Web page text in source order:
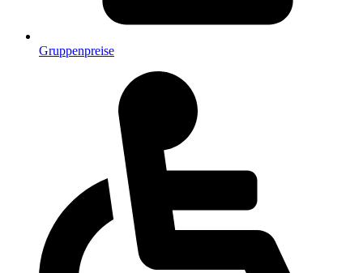
Gruppenpreise